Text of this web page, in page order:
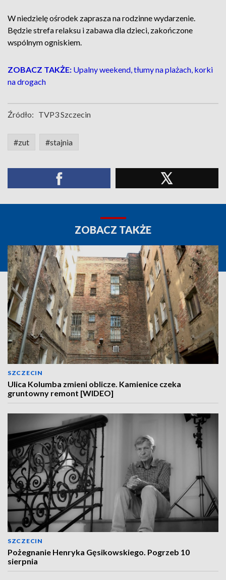
W niedzielę ośrodek zaprasza na rodzinne wydarzenie.
Będzie strefa relaksu i zabawa dla dzieci, zakończone
wspólnym ogniskiem.
ZOBACZ TAKŻE: Upalny weekend, tłumy na plażach, korki
na drogach
Źródło: TVP3 Szczecin
#zut #stajnia
ZOBACZ TAKŻE
SZCZECIN
Ulica Kolumba zmieni oblicze. Kamienice czeka
gruntowny remont [WIDEO]
SZCZECIN
Pożegnanie Henryka Gęsikowskiego. Pogrzeb 10
sierpnia